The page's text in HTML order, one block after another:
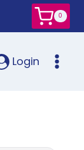
0
Login